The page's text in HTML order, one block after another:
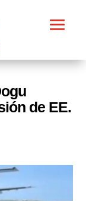
de EE.